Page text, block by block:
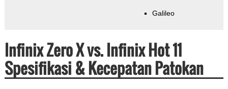
Galileo
Infinix Zero X vs. Infinix Hot 11
Spesifikasi & Kecepatan Patokan